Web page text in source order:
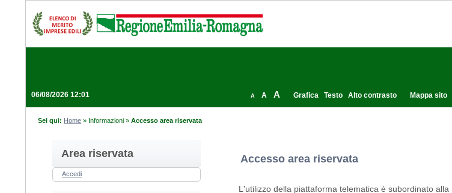
06/08/2026 12:01 A A A Grafica Testo Alto contrasto Mappa sito
Sei qui: Home » Informazioni »Accesso area riservata
Area riservata
Accedi
Accesso area riservata
L'utilizzo della piattaforma telematica è subordinato